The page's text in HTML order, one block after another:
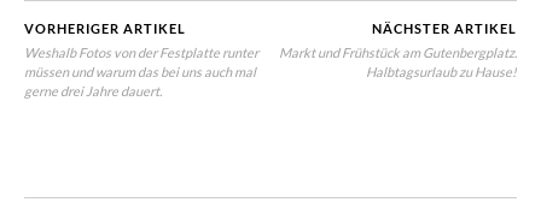
VORHERIGER ARTIKEL
Weshalb Fotos von der Festplatte runter
müssen und warum das bei uns auch mal
gerne drei Jahre dauert.
NÄCHSTER ARTIKEL
Markt und Frühstück am Gutenbergplatz.
Halbtagsurlaub zu Hause!